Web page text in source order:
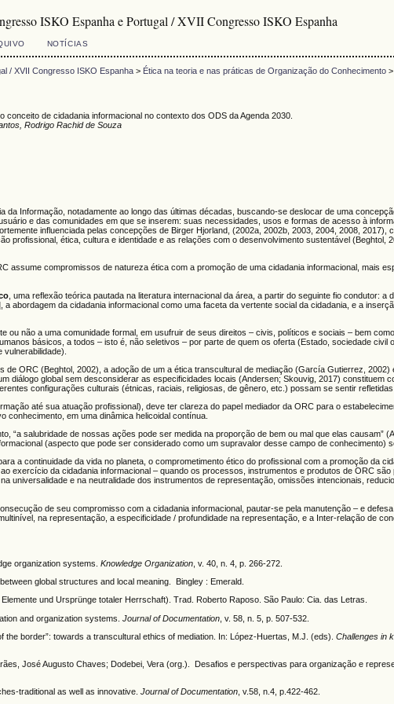
ISKO Espanha e Portugal / XVII Congresso ISKO Espanha
NOTÍCIAS
/ XVII Congresso ISKO Espanha> Ética na teoria e nas práticas de Organização do Conhecimento>
de cidadania informacional no contexto dos ODS da Agenda 2030.
Rodrigo Rachid de Souza
da Informação, notadamente ao longo das últimas décadas, buscando-se deslocar de uma
e das comunidades em que se inserem: suas necessidades, usos e formas de acesso à
influenciada pelas concepções de Birger Hjorland, (2002a, 2002b, 2003, 2004, 2008,
profissional, ética, cultura e identidade e as relações com o desenvolvimento sustentável (Beghtol,
assume compromissos de natureza ética com a promoção de uma cidadania informacional, mais
, uma reflexão teórica pautada na literatura internacional da área, a partir do seguinte fio condutor:
, a abordagem da cidadania informacional como uma faceta da vertente social da cidadania, e a
ou não a uma comunidade formal, em usufruir de seus direitos – civis, políticos e sociais – bem
básicos, a todos – isto é, não seletivos – por parte de quem os oferta (Estado, sociedade
ORC (Beghtol, 2002), a adoção de um a ética transcultural de mediação (García Gutierrez,
diálogo global sem desconsiderar as especificidades locais (Andersen; Skouvig, 2017) constituem
configurações culturais (étnicas, raciais, religiosas, de gênero, etc.) possam se sentir refletidas
até sua atuação profissional), deve ter clareza do papel mediador da ORC para o
em uma dinâmica helicoidal contínua.
“a salubridade de nossas ações pode ser medida na proporção de bem ou mal que elas
(aspecto que pode ser considerado como um supravalor desse campo de conhecimento)
a continuidade da vida no planeta, o comprometimento ético do profissional com a promoção da
exercício da cidadania informacional – quando os processos, instrumentos e produtos de ORC
universalidade e na neutralidade dos instrumentos de representação, omissões intencionais,
de seu compromisso com a cidadania informacional, pautar-se pela manutenção – e
na representação, a especificidade / profundidade na representação, e a Inter-relação de
organization systems. Knowledge Organization, v. 40, n. 4, p. 266-272.
global structures and local meaning. Bingley : Emerald.
und Ursprünge totaler Herrschaft). Trad. Roberto Raposo. São Paulo: Cia. das Letras.
and organization systems. Journal of Documentation, v. 58, n. 5, p. 507-532.
border”: towards a transcultural ethics of mediation. In: López-Huertas, M.J. (eds). Challenges in
José Augusto Chaves; Dodebei, Vera (org.). Desafios e perspectivas para organização e
traditional as well as innovative. Journal of Documentation, v.58, n.4, p.422-462.